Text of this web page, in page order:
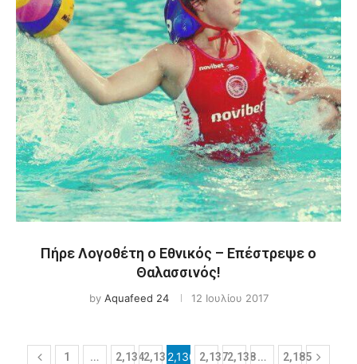
Πήρε Λογοθέτη ο Εθνικός – Επέστρεψε ο
Θαλασσινός!
by Aquafeed 24 12 Ιουλίου 2017
1 … 2,1342,1352,136 2,1372,138… 2,185